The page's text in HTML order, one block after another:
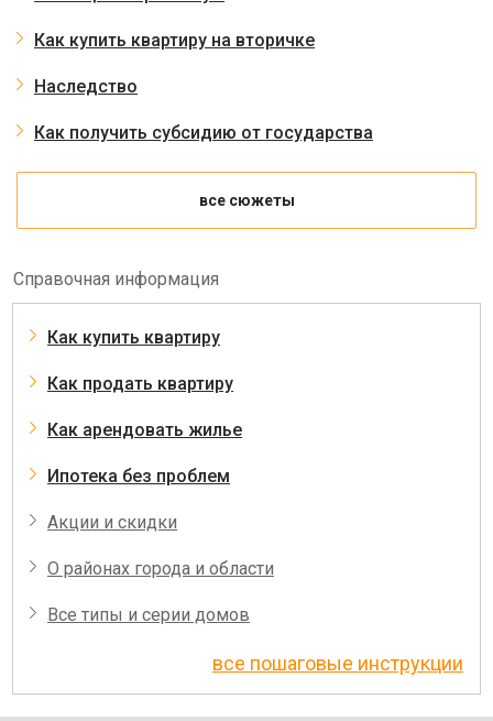
Как купить квартиру на вторичке
Наследство
Как получить субсидию от государства
все сюжеты
Справочная информация
Как купить квартиру
Как продать квартиру
Как арендовать жилье
Ипотека без проблем
Акции и скидки
О районах города и области
Все типы и серии домов
все пошаговые инструкции